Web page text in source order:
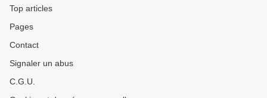
Top articles
Pages
Contact
Signaler un abus
C.G.U.